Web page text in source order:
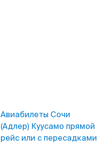
Авиабилеты Сочи
(Адлер) Куусамо прямой
рейс или с пересадками